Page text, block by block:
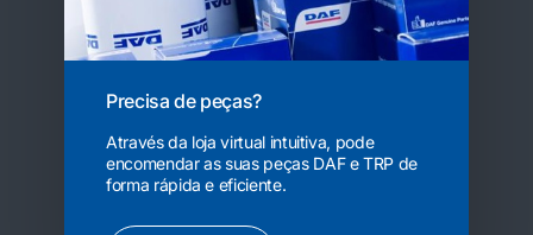
Precisa de peças?
Através da loja virtual intuitiva, pode
encomendar as suas peças DAF e TRP de
forma rápida e eficiente.